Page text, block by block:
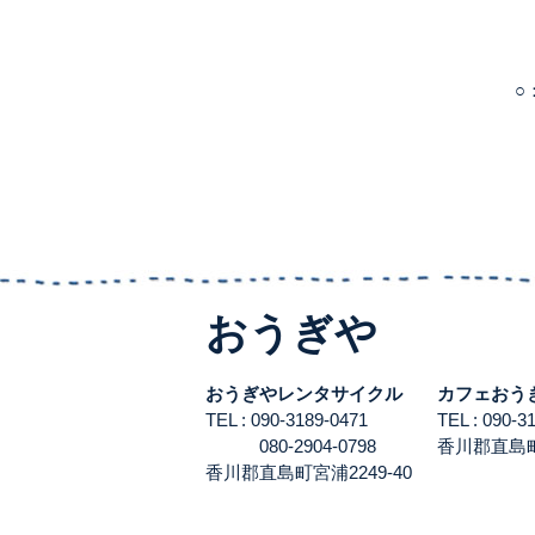
○
おうぎや
おうぎやレンタサイクル
TEL : 090-3189-0471
080-2904-0798
香川郡直島町宮浦2249-40
カフェおう
TEL : 090-
香川郡直島